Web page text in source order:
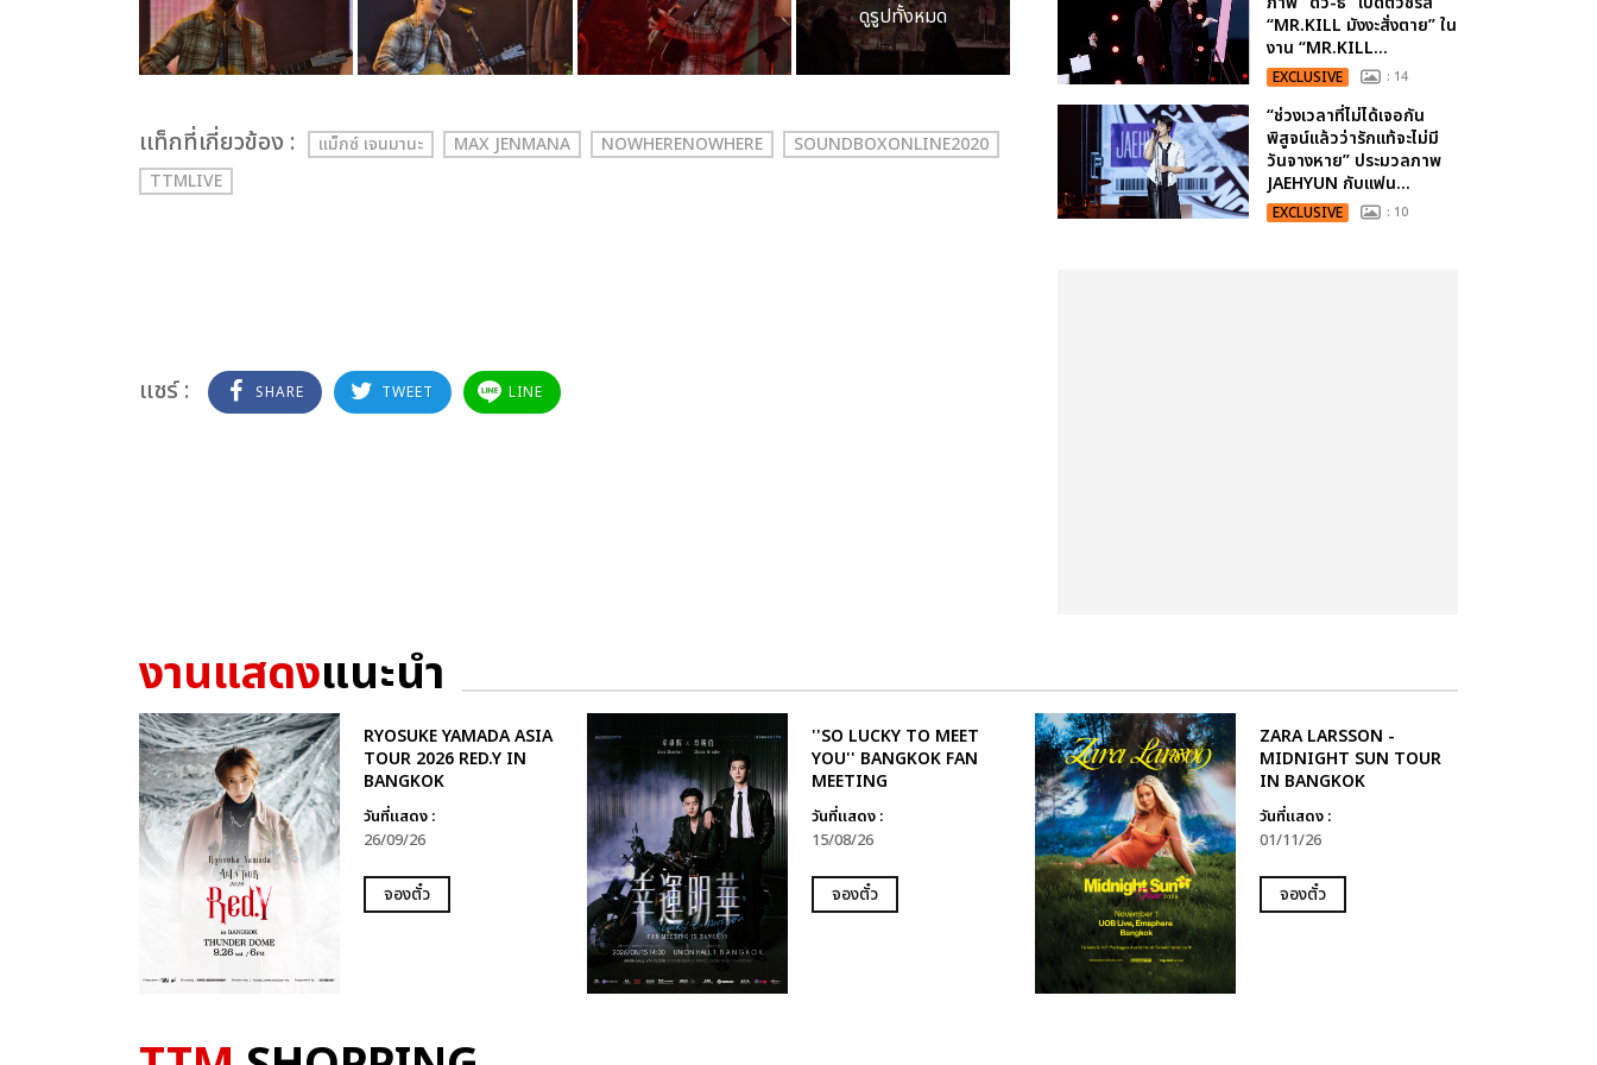
ดูรูปทั้งหมด
เเท็กที่เกี่ยวข้อง : แม็กซ์ เจนมานะ MAX JENMANA NOWHERENOWHERE
SOUNDBOXONLINE2020
TTMLIVE
แชร์ : SHARE TWEET LINE
“MR.KILL มังงะสั่งตาย” ใน
งาน “MR.KILL...
EXCLUSIVE : 14
“ช่วงเวลาที่ไม่ได้เจอกัน
พิสูจน์แล้วว่ารักแท้จะไม่มี
วันจางหาย” ประมวลภาพ
JAEHYUN กับแฟน...
EXCLUSIVE : 10
งานแสดงแนะนำ
RYOSUKE YAMADA ASIA
TOUR 2026 RED.Y IN
BANGKOK
วันที่แสดง :
26/09/26
จองตั๋ว
''SO LUCKY TO MEET
YOU'' BANGKOK FAN
MEETING
วันที่แสดง :
15/08/26
จองตั๋ว
ZARA LARSSON -
MIDNIGHT SUN TOUR
IN BANGKOK
วันที่แสดง :
01/11/26
จองตั๋ว